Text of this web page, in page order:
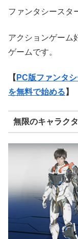
ファンタシースタ
アクションゲーム
ゲームです。
【 PC版ファンタ
を無料で始める 】
無限のキャラク